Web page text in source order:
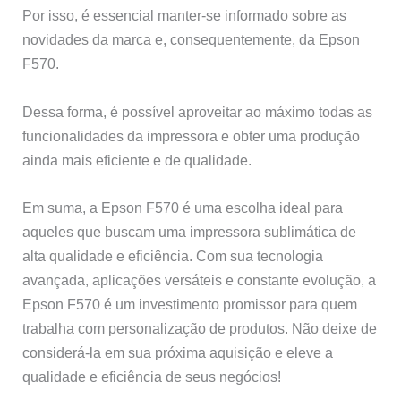
Por isso, é essencial manter-se informado sobre as
novidades da marca e, consequentemente, da Epson
F570.
Dessa forma, é possível aproveitar ao máximo todas as
funcionalidades da impressora e obter uma produção
ainda mais eficiente e de qualidade.
Em suma, a Epson F570 é uma escolha ideal para
aqueles que buscam uma impressora sublimática de
alta qualidade e eficiência. Com sua tecnologia
avançada, aplicações versáteis e constante evolução, a
Epson F570 é um investimento promissor para quem
trabalha com personalização de produtos. Não deixe de
considerá-la em sua próxima aquisição e eleve a
qualidade e eficiência de seus negócios!